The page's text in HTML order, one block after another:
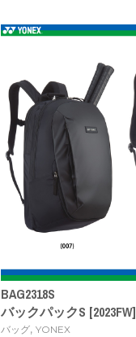
BAG2318S
バックパックS [2023FW]
バッグ,YONEX